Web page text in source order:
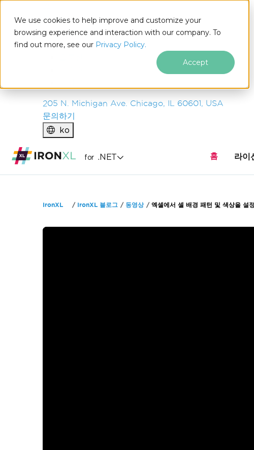
We use cookies to help improve and customize your
browsing experience and interaction with our company. To
find out more, see our Privacy Policy.
Accept
IRONSOFTWARE
제품
기업
205 N. Michigan Ave. Chicago, IL 60601, USA
문의하기
ko
for .NET 홈 라이
IronXL IronXL 블로그 동영상 엑셀에서 셀 배경 패턴 및 색상을 설